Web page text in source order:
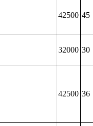
42500 45
32000 30
42500 36